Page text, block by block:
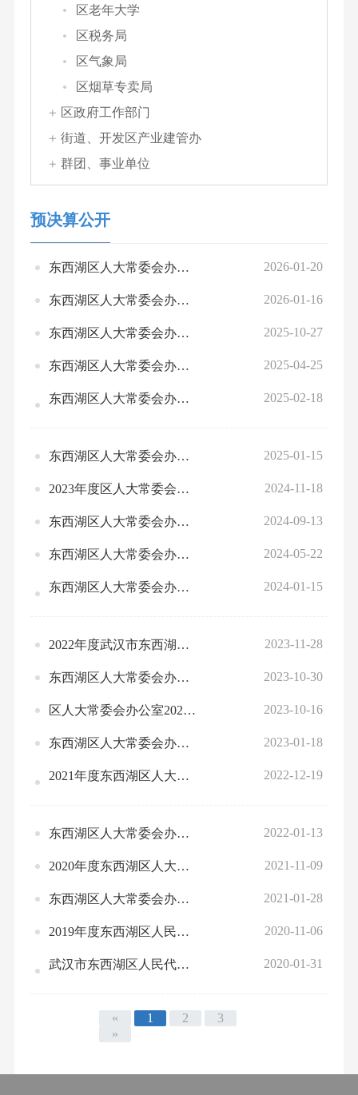
区老年大学
区税务局
区气象局
区烟草专卖局
区政府工作部门
街道、开发区产业建管办
群团、事业单位
预决算公开
东西湖区人大常委会办公室2026年部门预算公开 2026-01-20
东西湖区人大常委会办公室2025年度绩效运行监控情况统计表 2026-01-16
东西湖区人大常委会办公室2024年度区直部门决算公开 2025-10-27
东西湖区人大常委会办公室2024年部门整体、项目绩效自评情况表、汇总表 2025-04-25
东西湖区人大常委会办公室2024年度部门预算绩效运行监控情况 2025-02-18
东西湖区人大常委会办公室2025年部门预算公开 2025-01-15
2023年度区人大常委会办公室部门决算公开 2024-11-18
东西湖区人大常委会办公室2024年1-7月预算绩效运行情况统计表 2024-09-13
东西湖区人大常委会办公室2023年度整体、项目绩效自评统计表 2024-05-22
东西湖区人大常委会办公室2024年部门预算公开 2024-01-15
2022年度武汉市东西湖区人大常委会办公室部门决算公开 2023-11-28
东西湖区人大常委会办公室（2022）预算绩效评价结果应用情况统计表 2023-10-30
区人大常委会办公室2023年项目调整申报表 2023-10-16
东西湖区人大常委会办公室2023年部门预算公开 2023-01-18
2021年度东西湖区人大常委会办公室部门决算公开 2022-12-19
东西湖区人大常委会办公室2022年部门预算公开 2022-01-13
2020年度东西湖区人大常委会办公室部门决算 2021-11-09
东西湖区人大常委会办公室2021年部门预算公开 2021-01-28
2019年度东西湖区人民代表大会常务委员会办公室部门决算 2020-11-06
武汉市东西湖区人民代表大会常务委员会办公室2020年部门预算公开 2020-01-31
« 1 2
3
»